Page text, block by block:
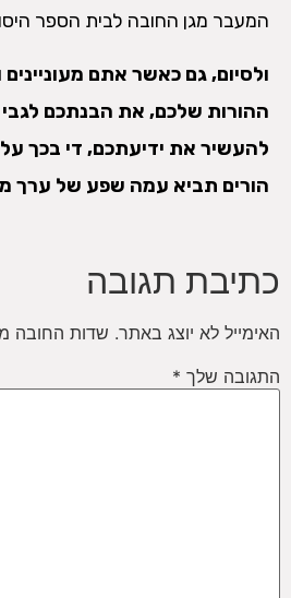
המעבר מגן החובה לבית הספר
ולסיום, גם כאשר אתם
ההורות שלכם, את הבנתכם לגבי
להעשיר את ידיעתכם, די בכך
הורים תביא עמה שפע של ערך
כתיבת תגובה
האימייל לא יוצג באתר. שדות החובה
התגובה שלך *